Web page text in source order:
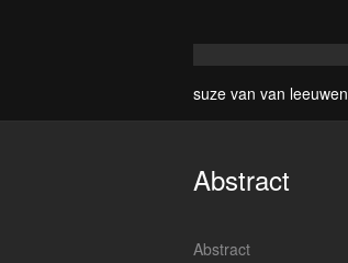
suze van van leeuwen
Abstract
Abstract